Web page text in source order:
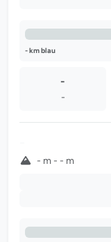
- km blau
-
-
- m - - m